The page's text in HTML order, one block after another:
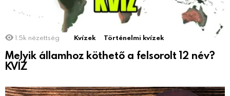
1.5k nézettség Kvízek Történelmi kvízek
Melyik államhoz köthető a felsorolt 12 név?
KVÍZ